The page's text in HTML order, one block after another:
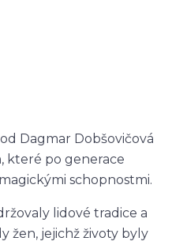
od Dagmar Dobšovičová
které po generace
schopnostmi.
lidové tradice a
žen, jejichž životy byly